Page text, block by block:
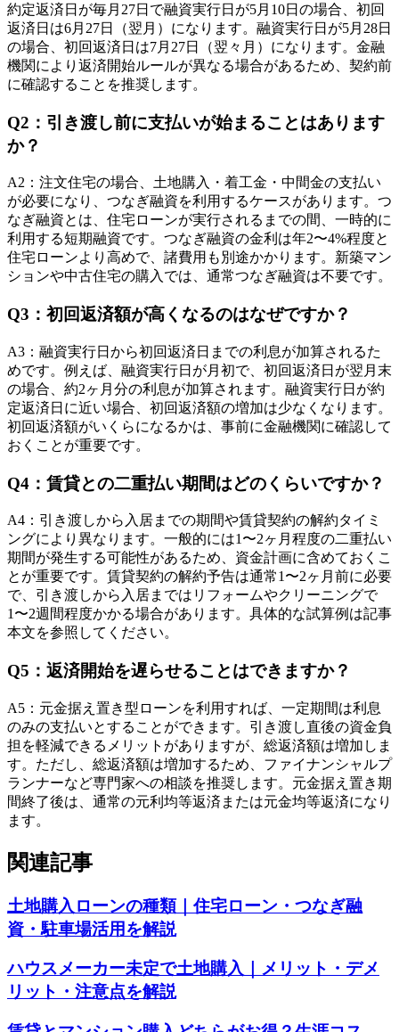
約定返済日が毎月27日で融資実行日が5月10日の場合、初回
返済日は6月27日（翌月）になります。融資実行日が5月28日
の場合、初回返済日は7月27日（翌々月）になります。金融
機関により返済開始ルールが異なる場合があるため、契約前
に確認することを推奨します。
Q2 ： 引き渡し前に支払いが始まることはあります
か？
A2 ： 注文住宅の場合、土地購入・着工金・中間金の支払い
が必要になり、つなぎ融資を利用するケースがあります。つ
なぎ融資とは、住宅ローンが実行されるまでの間、一時的に
利用する短期融資です。つなぎ融資の金利は年2〜4%程度と
住宅ローンより高めで、諸費用も別途かかります。新築マン
ションや中古住宅の購入では、通常つなぎ融資は不要です。
Q3 ： 初回返済額が高くなるのはなぜですか？
A3 ： 融資実行日から初回返済日までの利息が加算されるた
めです。例えば、融資実行日が月初で、初回返済日が翌月末
の場合、約2ヶ月分の利息が加算されます。融資実行日が約
定返済日に近い場合、初回返済額の増加は少なくなります。
初回返済額がいくらになるかは、事前に金融機関に確認して
おくことが重要です。
Q4 ： 賃貸との二重払い期間はどのくらいですか？
A4 ： 引き渡しから入居までの期間や賃貸契約の解約タイミ
ングにより異なります。一般的には1〜2ヶ月程度の二重払い
期間が発生する可能性があるため、資金計画に含めておくこ
とが重要です。賃貸契約の解約予告は通常1〜2ヶ月前に必要
で、引き渡しから入居まではリフォームやクリーニングで
1〜2週間程度かかる場合があります。具体的な試算例は記事
本文を参照してください。
Q5 ： 返済開始を遅らせることはできますか？
A5 ： 元金据え置き型ローンを利用すれば、一定期間は利息
のみの支払いとすることができます。引き渡し直後の資金負
担を軽減できるメリットがありますが、総返済額は増加しま
す。ただし、総返済額は増加するため、ファイナンシャルプ
ランナーなど専門家への相談を推奨します。元金据え置き期
間終了後は、通常の元利均等返済または元金均等返済になり
ます。
関連記事
土地購入ローンの種類｜住宅ローン・つなぎ融
資・駐車場活用を解説
ハウスメーカー未定で土地購入｜メリット・デメ
リット・注意点を解説